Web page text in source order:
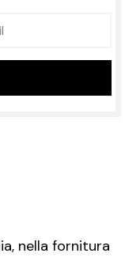
nella fornitura